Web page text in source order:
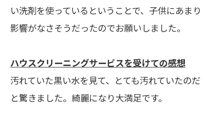
い洗剤を使っているということで、子供にあまり
影響がなさそうだったのでお願いしました。
ハウスクリーニングサービスを受けての感想
汚れていた黒い水を見て、とても汚れていたのだ
と驚きました。綺麗になり大満足です。